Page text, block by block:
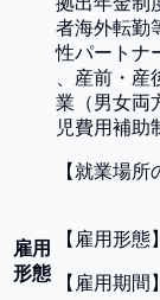
者海外転勤
性パートナ
、産前・
業（男女両
児費用補助
【 就業場所
雇用
形態
【 雇用形態】
【 雇用期間 】